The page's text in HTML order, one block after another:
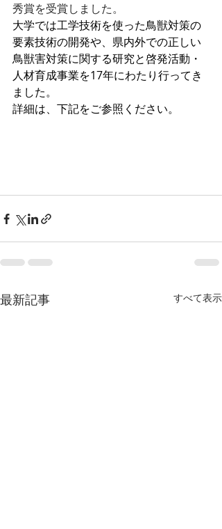
秀賞を受賞しました。
大学では工学技術を使った鳥獣対策の
要素技術の開発や、県内外での正しい
鳥獣害対策に関する研究と啓発活動・
人材育成事業を17年にわたり行ってき
ました。
詳細は、下記をご参照ください。
最新記事 すべて表示